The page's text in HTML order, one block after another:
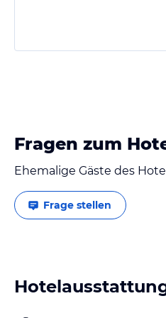
Fragen zum
Ehemalige Gäste des
Frage stellen